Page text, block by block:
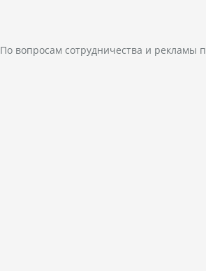
По вопросам сотрудничества и рекламы